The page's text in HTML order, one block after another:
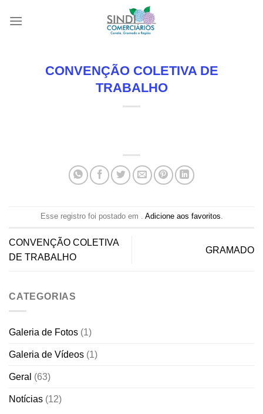
CONVENÇÃO COLETIVA DE
TRABALHO
Esse registro foi postado em . Adicione aos favoritos.
CONVENÇÃO COLETIVA
DE TRABALHO
GRAMADO
CATEGORIAS
Galeria de Fotos (1)
Galeria de Vídeos (1)
Geral (63)
Notícias (12)